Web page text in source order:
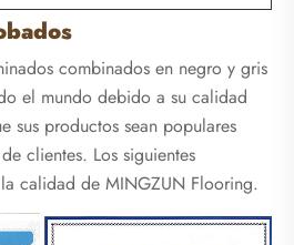
combinados en negro y gris
el mundo debido a su calidad
sus productos sean populares
clientes. Los siguientes
calidad de MINGZUN Flooring.